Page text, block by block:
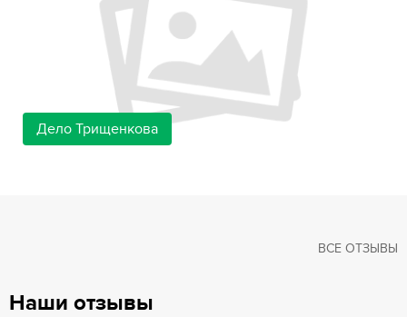
Дело Трищенкова
Наши отзывы
ВСЕ ОТЗЫВЫ